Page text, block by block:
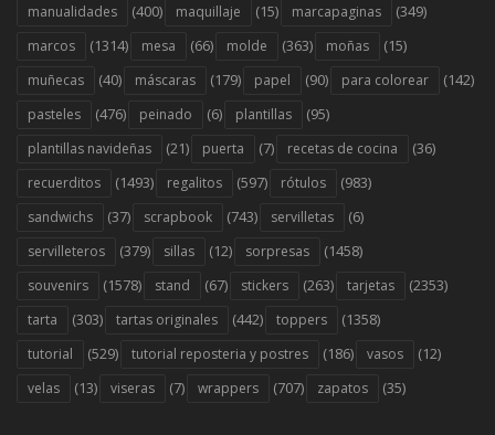
manualidades (400) maquillaje (15) marcapaginas (349)
marcos (1314) mesa (66) molde (363) moñas (15)
muñecas (40) máscaras (179) papel (90) para colorear (142)
pasteles (476) peinado (6) plantillas (95)
plantillas navideñas (21) puerta (7) recetas de cocina (36)
recuerditos (1493) regalitos (597) rótulos (983)
sandwichs (37) scrapbook (743) servilletas (6)
servilleteros (379) sillas (12) sorpresas (1458)
souvenirs (1578) stand (67) stickers (263) tarjetas (2353)
tarta (303) tartas originales (442) toppers (1358)
tutorial (529) tutorial reposteria y postres (186) vasos (12)
velas (13) viseras (7) wrappers (707) zapatos (35)